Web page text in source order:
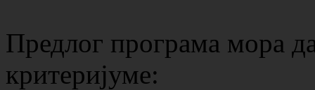
Предлог програма мора
критеријуме: